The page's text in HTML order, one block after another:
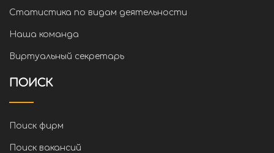
Статистика по видам деятельности
Наша команда
Виртуальный секретарь
ПОИСК
Поиск фирм
Поиск вакансий